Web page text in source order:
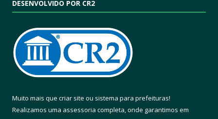
DESENVOLVIDO POR CR2
Muito mais que criar site ou sistema para prefeituras!
Realizamos uma assessoria completa, onde garantimos em